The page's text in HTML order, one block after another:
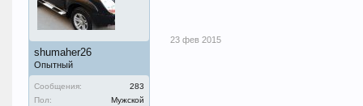
shumaher26
Опытный
Сообщения:
283
Пол:
Мужской
23 фев 2015